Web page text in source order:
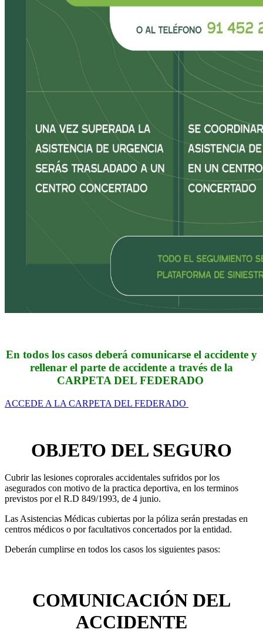
En todos los casos deberá comunicarse el accidente y
rellenar el parte de accidente a través de la
CARPETA DEL FEDERADO
ACCEDE A LA CARPETA DEL FEDERADO
OBJETO DEL SEGURO
Cubrir las lesiones coprorales accidentales sufridos por los
asegurados con motivo de la practica deportiva, en los terminos
previstos por el R.D 849/1993, de 4 junio.
Las Asistencias Médicas cubiertas por la póliza serán prestadas en
centros médicos o por facultativos concertados por la entidad.
Deberán cumplirse en todos los casos los siguientes pasos:
COMUNICACIÓN DEL
ACCIDENTE